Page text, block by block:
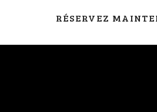
RÉSERVEZ